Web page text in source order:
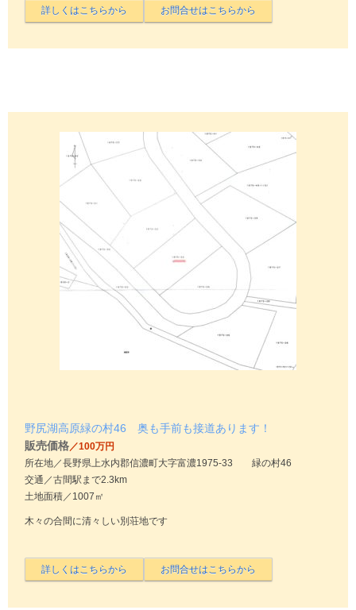
野尻湖高原緑の村46 奥も手前も接道あります！
販売価格／100万円
所在地／長野県上水内郡信濃町大字富濃1975-33 緑の村46
交通／古間駅まで2.3km
土地面積／1007㎡
木々の合間に清々しい別荘地です